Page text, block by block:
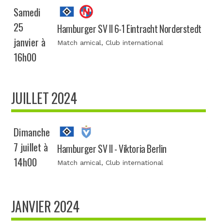
Samedi
25
janvier à
16h00
Hamburger SV II 6-1 Eintracht Norderstedt
Match amical, Club international
JUILLET 2024
Dimanche
7 juillet à
14h00
Hamburger SV II - Viktoria Berlin
Match amical, Club international
JANVIER 2024